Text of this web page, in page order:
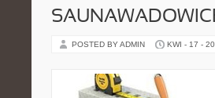
POSTED BY ADMIN KWI - 17 -